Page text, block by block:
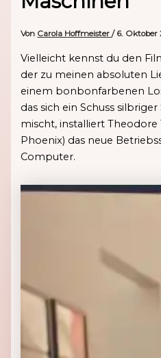
Von Carola Hoffmeister/ 6. Oktober
Vielleicht kennst du den
der zu meinen absoluten
einem bonbonfarbenen
das sich ein Schuss
mischt, installiert
Phoenix) das neue
Computer.